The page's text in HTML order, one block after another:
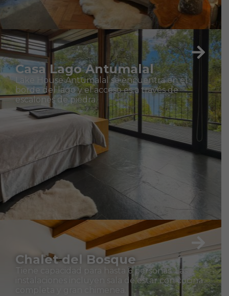
Casa Lago Antumalal
Lake House Antumalal se encuentra en el
borde del lago y el acceso es a través de
escalones de piedra.
Chalet del Bosque
Tiene capacidad para hasta 6 personas. Las
instalaciones incluyen sala de estar con cocina
completa y gran chimenea.